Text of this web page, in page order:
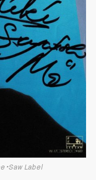
･Saw Label